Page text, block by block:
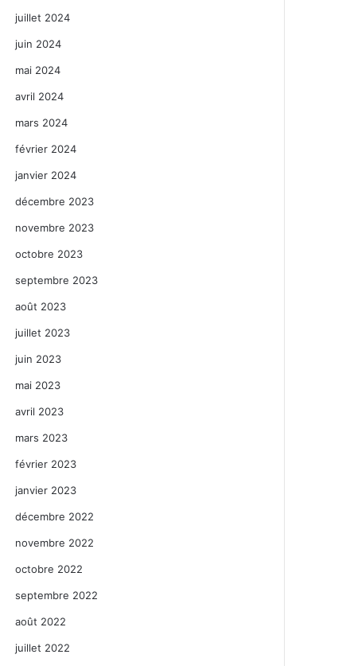
juillet 2024
juin 2024
mai 2024
avril 2024
mars 2024
février 2024
janvier 2024
décembre 2023
novembre 2023
octobre 2023
septembre 2023
août 2023
juillet 2023
juin 2023
mai 2023
avril 2023
mars 2023
février 2023
janvier 2023
décembre 2022
novembre 2022
octobre 2022
septembre 2022
août 2022
juillet 2022